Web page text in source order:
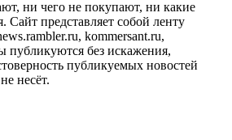
ни чего не покупают, ни какие
Сайт представляет собой ленту
kommersant.ru,
публикуются без искажения,
публикуемых новостей
несёт.